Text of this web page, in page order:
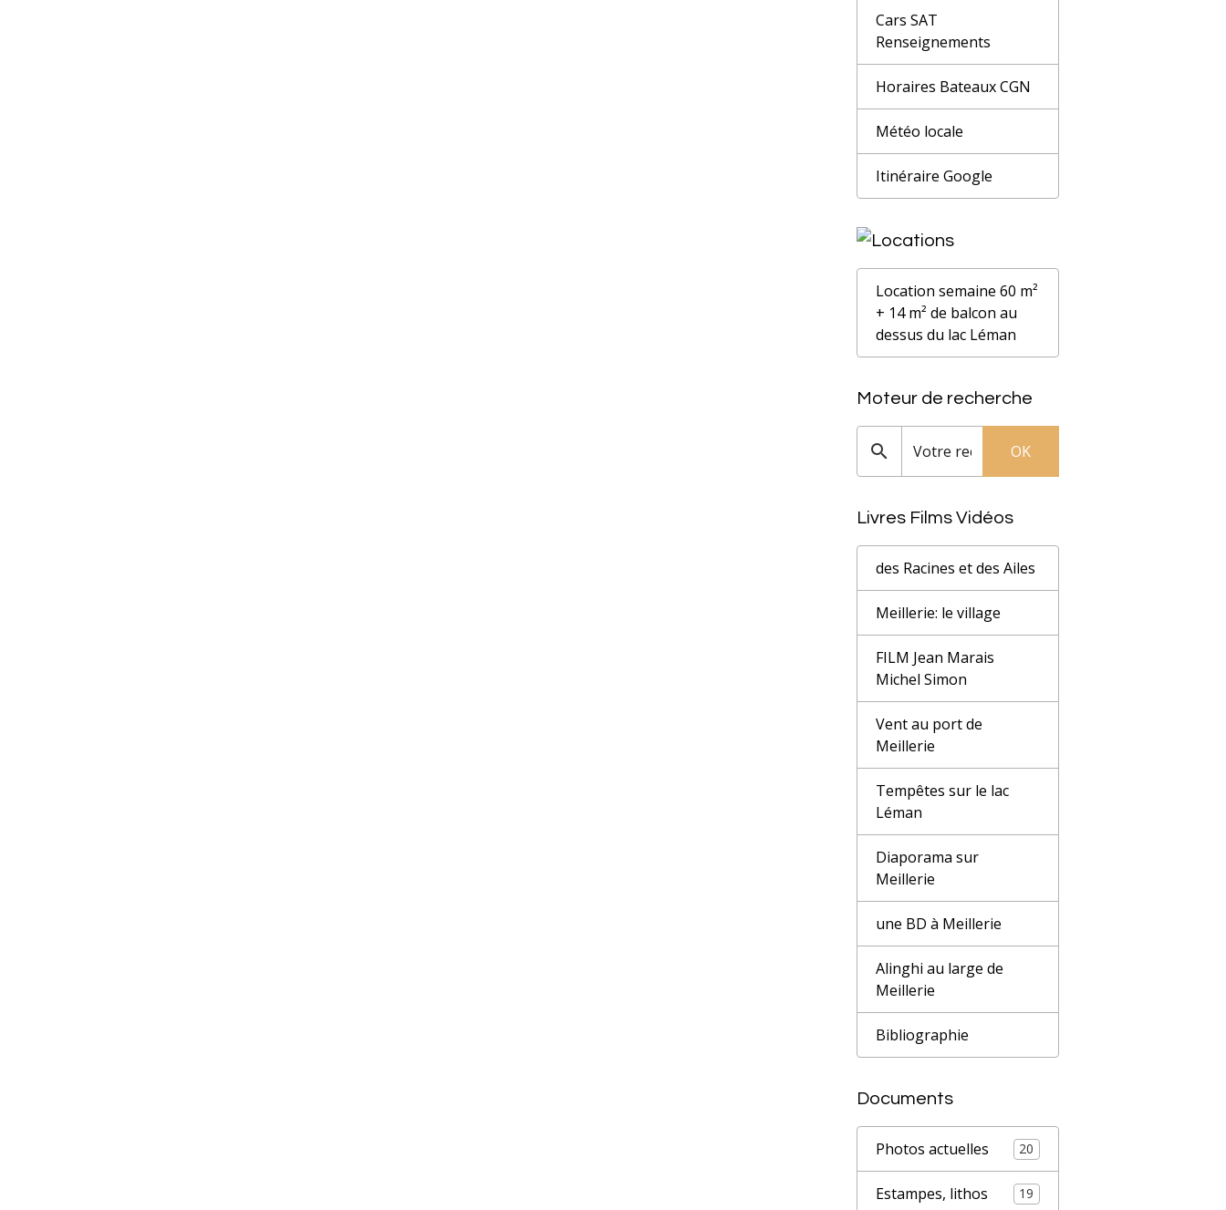
Cars SAT
Renseignements
Horaires Bateaux CGN
Météo locale
Itinéraire Google
Location semaine 60 m²
+ 14 m² de balcon au
dessus du lac Léman
Moteur de recherche
OK
Livres Films Vidéos
des Racines et des Ailes
Meillerie: le village
FILM Jean Marais
Michel Simon
Vent au port de
Meillerie
Tempêtes sur le lac
Léman
Diaporama sur
Meillerie
une BD à Meillerie
Alinghi au large de
Meillerie
Bibliographie
Documents
Photos actuelles 20
Estampes, lithos 19